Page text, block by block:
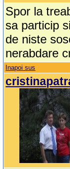
Spor la
sa particip
de niste
nerabdare
Inapoi sus